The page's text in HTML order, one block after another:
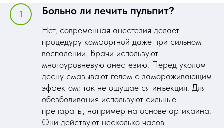
Больно ли лечить пульпит?
Нет, современная анестезия делает
процедуру комфортной даже при сильном
воспалении. Врачи используют
многоуровневую анестезию. Перед уколом
десну смазывают гелем с замораживающим
эффектом: так не ощущается инъекция. Для
обезболивания используют сильные
препараты, например на основе артикаина.
Они действуют несколько часов.